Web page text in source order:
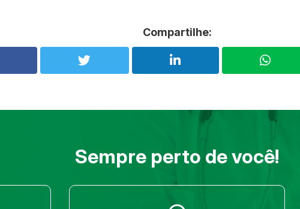
Compartilhe:
Sempre perto de você!